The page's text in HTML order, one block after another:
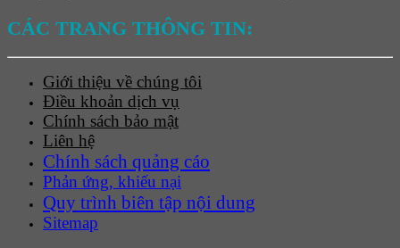
CÁC TRANG THÔNG TIN:
Giới thiệu về chúng tôi
Điều khoản dịch vụ
Chính sách bảo mật
Liên hệ
Chính sách quảng cáo
Phản ứng, khiếu nại
Quy trình biên tập nội dung
Sitemap